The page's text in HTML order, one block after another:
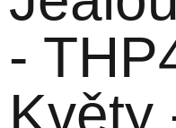
-
Květy